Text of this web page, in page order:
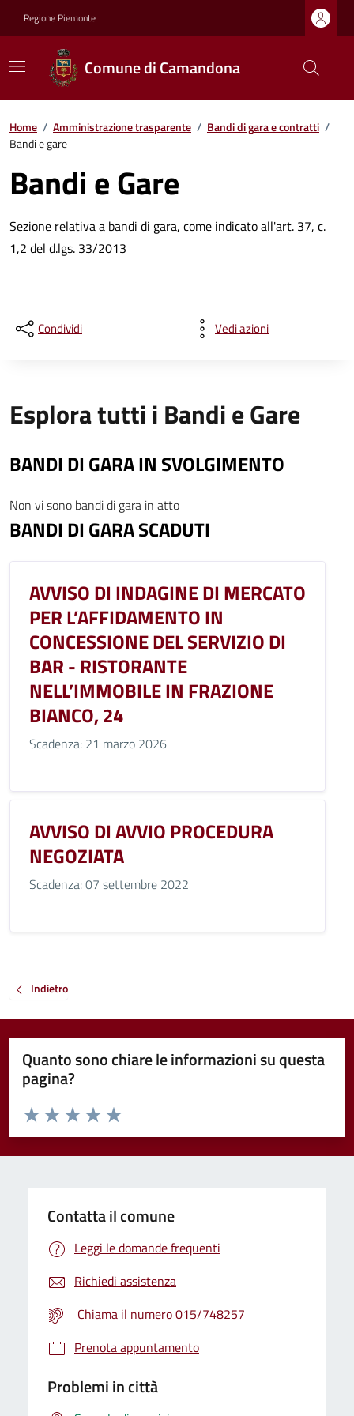
Regione Piemonte
Comune di Camandona
Home / Amministrazione trasparente / Bandi di gara e contratti /
Bandi e gare
Bandi e Gare
Sezione relativa a bandi di gara, come indicato all'art. 37, c.
1,2 del d.lgs. 33/2013
Condividi Vedi azioni
Esplora tutti i Bandi e Gare
BANDI DI GARA IN SVOLGIMENTO
Non vi sono bandi di gara in atto
BANDI DI GARA SCADUTI
AVVISO DI INDAGINE DI MERCATO
PER L’AFFIDAMENTO IN
CONCESSIONE DEL SERVIZIO DI
BAR - RISTORANTE
NELL’IMMOBILE IN FRAZIONE
BIANCO, 24
Scadenza: 21 marzo 2026
AVVISO DI AVVIO PROCEDURA
NEGOZIATA
Scadenza: 07 settembre 2022
Indietro
Quanto sono chiare le informazioni su questa
pagina?
Valuta da 1 a 5 stelle la pagina
Valuta 5 stelle su 5
Valuta 4 stelle su 5
Valuta 3 stelle su 5
Valuta 2 stelle su 5
Valuta 1 stelle su 5
Contatta il comune
Leggi le domande frequenti
Richiedi assistenza
Chiama il numero 015/748257
Prenota appuntamento
Problemi in città